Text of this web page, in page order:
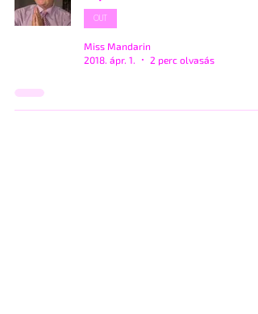
OUT
Miss Mandarin
2018. ápr. 1.
2 perc olvasás